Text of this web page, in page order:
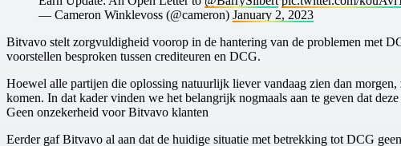
— Cameron Winklevoss (@cameron) January 2, 2023
Bitvavo stelt zorgvuldigheid voorop in de hantering van de problemen met
voorstellen besproken tussen crediteuren en DCG.
Hoewel alle partijen die oplossing natuurlijk liever vandaag zien dan
komen. In dat kader vinden we het belangrijk nogmaals aan te geven dat
Geen onzekerheid voor Bitvavo klanten
Eerder gaf Bitvavo al aan dat de huidige situatie met betrekking tot DCG